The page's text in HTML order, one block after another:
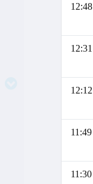
12:48
12:31
12:12
11:49
11:30